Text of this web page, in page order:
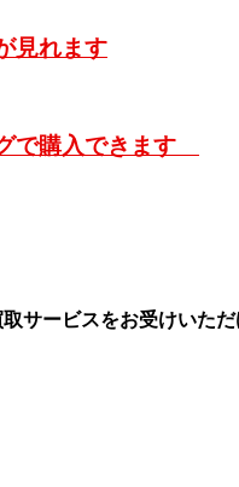
見れます
で購入できます
サービスをお受けいただ